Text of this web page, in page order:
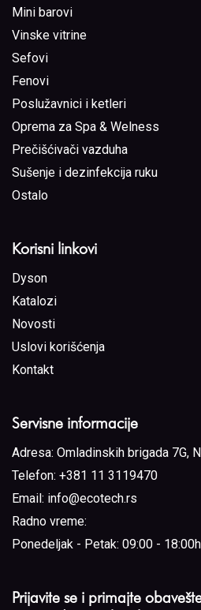
Mini barovi
Vinske vitrine
Sefovi
Fenovi
Poslužavnici i ketleri
Oprema za Spa & Welness
Prečišćivači vazduha
Sušenje i dezinfekcija ruku
Ostalo
Korisni linkovi
Dyson
Katalozi
Novosti
Uslovi korišćenja
Kontakt
Servisne informacije
Adresa: Omladinskih brigada 7G,
Telefon: +381 11 3119470
Email: info@ecotech.rs
Radno vreme:
Ponedeljak - Petak: 09:00 - 18:00h
Prijavite se i primajte